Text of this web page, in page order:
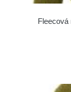
Fleecová